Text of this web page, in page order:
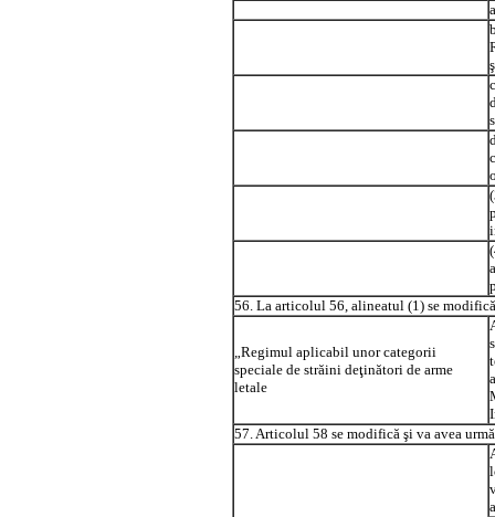
56. La articolul 56, alineatul (1) se
„Regimul aplicabil unor categorii
speciale de străini deţinători de arme
letale
57. Articolul 58 se modifică şi va avea